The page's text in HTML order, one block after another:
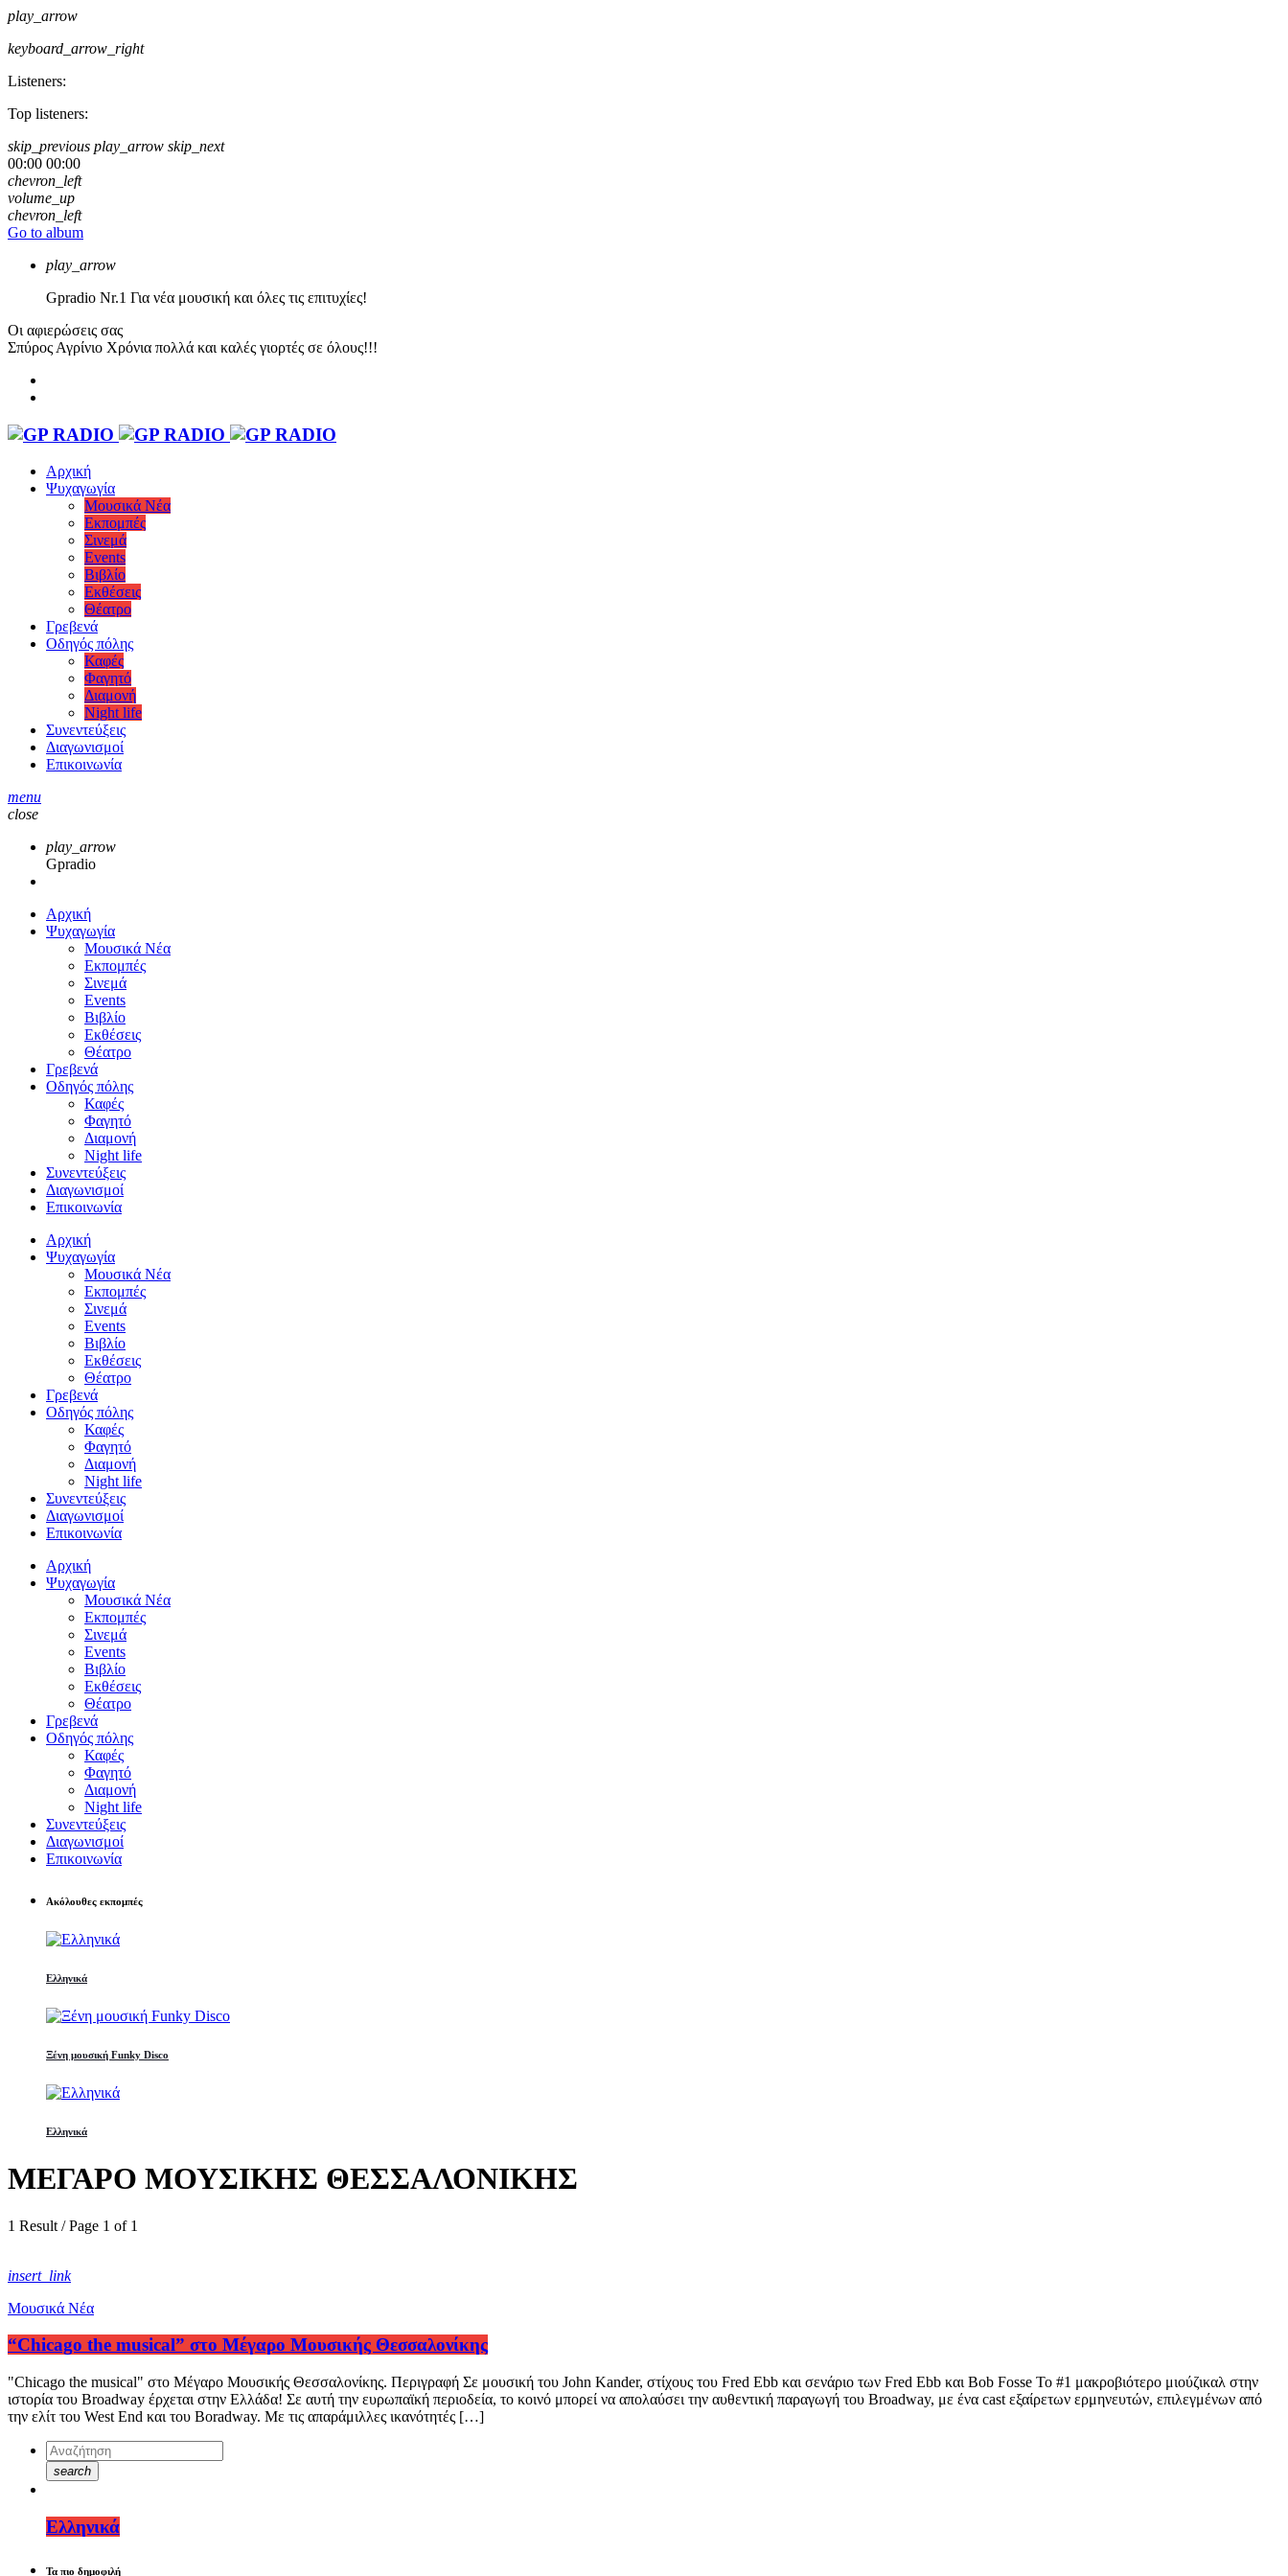
play_arrow
keyboard_arrow_right
Listeners:
Top listeners:
skip_previous play_arrow skip_next
00:00 00:00
chevron_left
volume_up
chevron_left
Go to album
play_arrow
Gpradio Nr.1 Για νέα μουσική και όλες τις επιτυχίες!
Οι αφιερώσεις σας
Σπύρος Αγρίνιο Χρόνια πολλά και καλές γιορτές σε όλους!!!
Αρχική
Ψυχαγωγία
Μουσικά Νέα
Εκπομπές
Σινεμά
Events
Βιβλίο
Εκθέσεις
Θέατρο
Γρεβενά
Οδηγός πόλης
Καφές
Φαγητό
Διαμονή
Night life
Συνεντεύξεις
Διαγωνισμοί
Επικοινωνία
menu
close
play_arrow
Gpradio
Αρχική
Ψυχαγωγία
Μουσικά Νέα
Εκπομπές
Σινεμά
Events
Βιβλίο
Εκθέσεις
Θέατρο
Γρεβενά
Οδηγός πόλης
Καφές
Φαγητό
Διαμονή
Night life
Συνεντεύξεις
Διαγωνισμοί
Επικοινωνία
Αρχική
Ψυχαγωγία
Μουσικά Νέα
Εκπομπές
Σινεμά
Events
Βιβλίο
Εκθέσεις
Θέατρο
Γρεβενά
Οδηγός πόλης
Καφές
Φαγητό
Διαμονή
Night life
Συνεντεύξεις
Διαγωνισμοί
Επικοινωνία
Αρχική
Ψυχαγωγία
Μουσικά Νέα
Εκπομπές
Σινεμά
Events
Βιβλίο
Εκθέσεις
Θέατρο
Γρεβενά
Οδηγός πόλης
Καφές
Φαγητό
Διαμονή
Night life
Συνεντεύξεις
Διαγωνισμοί
Επικοινωνία
Ακόλουθες εκπομπές
Ελληνικά
Ξένη μουσική Funky Disco
Ελληνικά
ΜΕΓΑΡΟ ΜΟΥΣΙΚΗΣ ΘΕΣΣΑΛΟΝΙΚΗΣ
1 Result / Page 1 of 1
insert_link
Μουσικά Νέα
“Chicago the musical” στο Μέγαρο Μουσικής Θεσσαλονίκης
"Chicago the musical" στο Μέγαρο Μουσικής Θεσσαλονίκης. Περιγραφή Σε μουσική του John Kander, στίχους του Fred Ebb και σενάριο των Fred Ebb και Bob Fosse To #1 μακροβιότερο μιούζικαλ στην
ιστορία του Broadway έρχεται στην Ελλάδα! Σε αυτή την ευρωπαϊκή περιοδεία, το κοινό μπορεί να απολαύσει την αυθεντική παραγωγή του Broadway, με ένα cast εξαίρετων ερμηνευτών, επιλεγμένων από
την ελίτ του West End και του Boradway. Με τις απαράμιλλες ικανότητές […]
search
Ελληνικά
Τα πιο δημοφιλή